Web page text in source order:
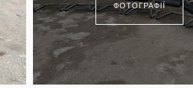
ФОТОГРАФІЇ